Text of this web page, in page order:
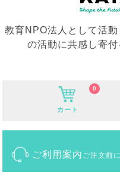
教育NPO法人として活
の活動に共感し寄付
カート
0
ご利用案内 ご注文前